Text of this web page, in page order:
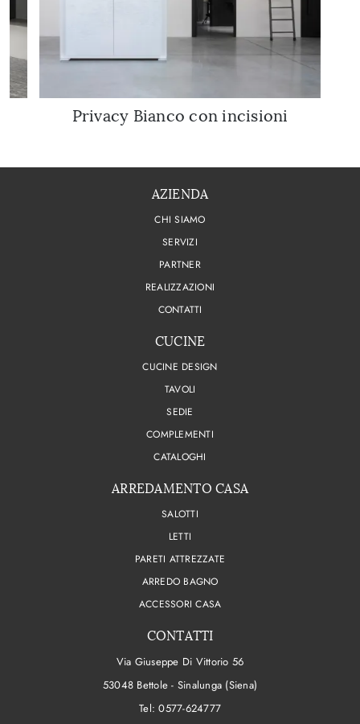
Privacy Bianco con incisioni
AZIENDA
CHI SIAMO
SERVIZI
PARTNER
REALIZZAZIONI
CONTATTI
CUCINE
CUCINE DESIGN
TAVOLI
SEDIE
COMPLEMENTI
CATALOGHI
ARREDAMENTO CASA
SALOTTI
LETTI
PARETI ATTREZZATE
ARREDO BAGNO
ACCESSORI CASA
CONTATTI
Via Giuseppe Di Vittorio 56
53048 Bettole - Sinalunga (Siena)
Tel:0577-624777